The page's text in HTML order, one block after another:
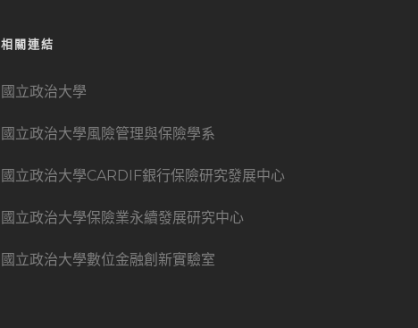
相關連結
國立政治大學
國立政治大學風險管理與保險學系
國立政治大學CARDIF銀行保險研究發展中心
國立政治大學保險業永續發展研究中心
國立政治大學數位金融創新實驗室